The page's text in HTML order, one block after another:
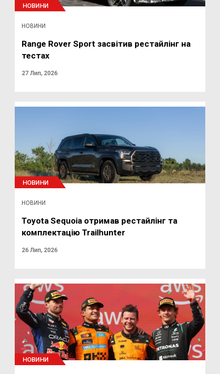
НОВИНИ
НОВИНИ
Range Rover Sport засвітив рестайлінг на
тестах
27 Лип, 2026
НОВИНИ
НОВИНИ
Toyota Sequoia отримав рестайлінг та
комплектацію Trailhunter
26 Лип, 2026
НОВИНИ